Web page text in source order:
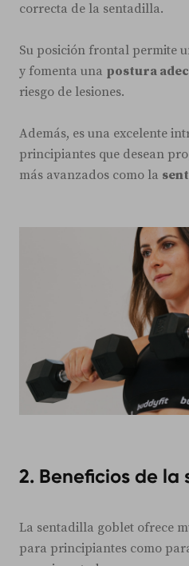
correcta de la sentadilla.
Su posición frontal permite
y fomenta una postura
riesgo de lesiones.
Además, es una excelente
principiantes que desean
más avanzados como la
2. Beneficios de
La sentadilla goblet ofrece
para principiantes como